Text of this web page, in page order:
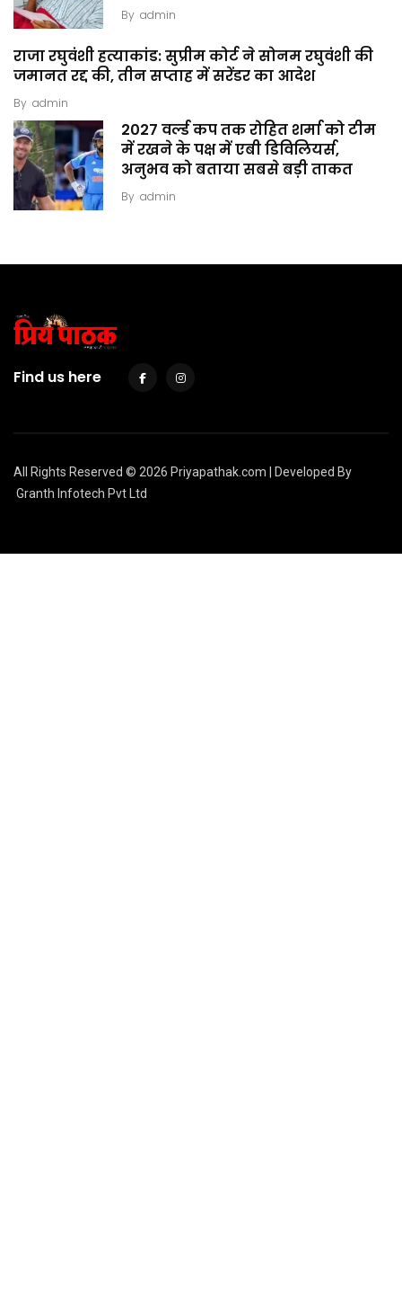
By admin
राजा रघुवंशी हत्याकांड: सुप्रीम कोर्ट ने सोनम रघुवंशी की
जमानत रद्द की, तीन सप्ताह में सरेंडर का आदेश
By admin
2027 वर्ल्ड कप तक रोहित शर्मा को टीम
में रखने के पक्ष में एबी डिविलियर्स,
अनुभव को बताया सबसे बड़ी ताकत
By admin
Find us here
All Rights Reserved © 2026 Priyapathak.com | Developed By
Granth Infotech Pvt Ltd